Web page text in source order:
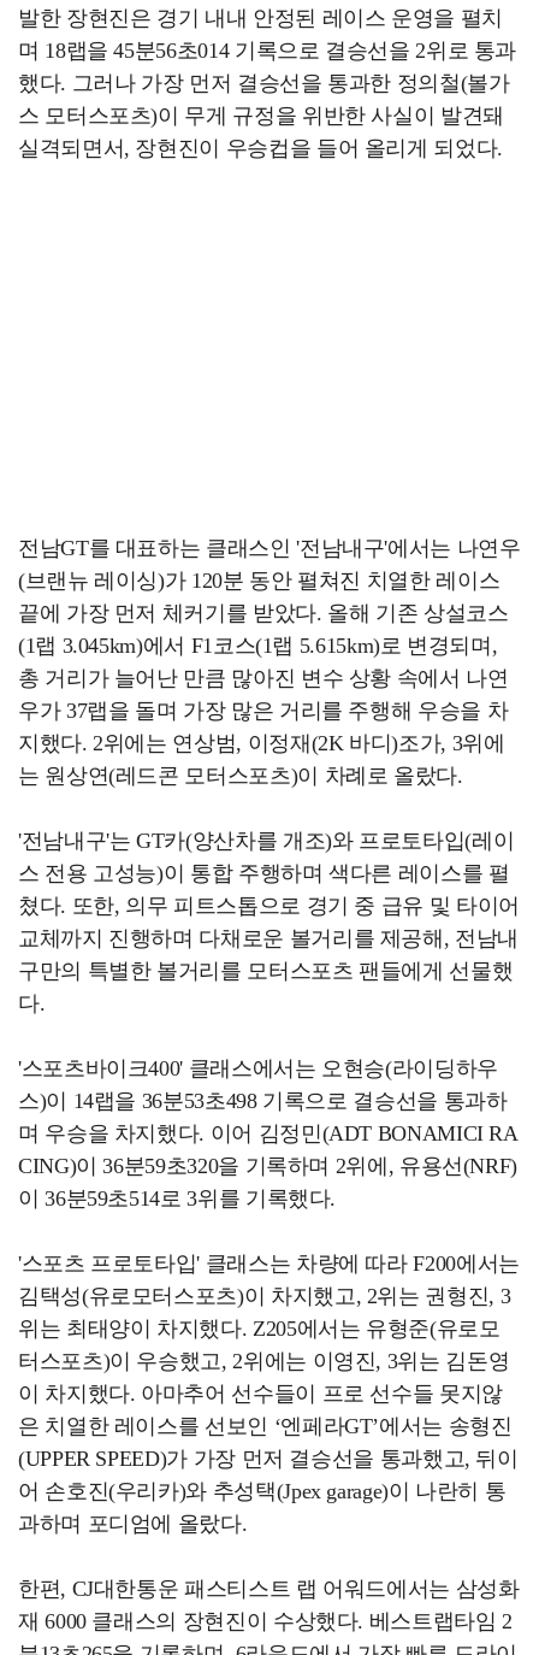
발한 장현진은 경기 내내 안정된 레이스 운영을 펼치
며 18랩을 45분56초014 기록으로 결승선을 2위로 통과
했다. 그러나 가장 먼저 결승선을 통과한 정의철(볼가
스 모터스포츠)이 무게 규정을 위반한 사실이 발견돼
실격되면서, 장현진이 우승컵을 들어 올리게 되었다.
전남GT를 대표하는 클래스인 '전남내구'에서는 나연우
(브랜뉴 레이싱)가 120분 동안 펼쳐진 치열한 레이스
끝에 가장 먼저 체커기를 받았다. 올해 기존 상설코스
(1랩 3.045km)에서 F1코스(1랩 5.615km)로 변경되며,
총 거리가 늘어난 만큼 많아진 변수 상황 속에서 나연
우가 37랩을 돌며 가장 많은 거리를 주행해 우승을 차
지했다. 2위에는 연상범, 이정재(2K 바디)조가, 3위에
는 원상연(레드콘 모터스포츠)이 차례로 올랐다.
'전남내구'는 GT카(양산차를 개조)와 프로토타입(레이
스 전용 고성능)이 통합 주행하며 색다른 레이스를 펼
쳤다. 또한, 의무 피트스톱으로 경기 중 급유 및 타이어
교체까지 진행하며 다채로운 볼거리를 제공해, 전남내
구만의 특별한 볼거리를 모터스포츠 팬들에게 선물했
다.
'스포츠바이크400' 클래스에서는 오현승(라이딩하우
스)이 14랩을 36분53초498 기록으로 결승선을 통과하
며 우승을 차지했다. 이어 김정민(ADT BONAMICI RA
CING)이 36분59초320을 기록하며 2위에, 유용선(NRF)
이 36분59초514로 3위를 기록했다.
'스포츠 프로토타입' 클래스는 차량에 따라 F200에서는
김택성(유로모터스포츠)이 차지했고, 2위는 권형진, 3
위는 최태양이 차지했다. Z205에서는 유형준(유로모
터스포츠)이 우승했고, 2위에는 이영진, 3위는 김돈영
이 차지했다. 아마추어 선수들이 프로 선수들 못지않
은 치열한 레이스를 선보인 ‘엔페라GT’에서는 송형진
(UPPER SPEED)가 가장 먼저 결승선을 통과했고, 뒤이
어 손호진(우리카)와 추성택(Jpex garage)이 나란히 통
과하며 포디엄에 올랐다.
한편, CJ대한통운 패스티스트 랩 어워드에서는 삼성화
재 6000 클래스의 장현진이 수상했다. 베스트랩타임 2